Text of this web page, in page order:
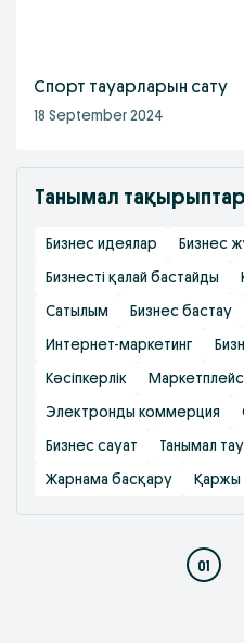
Cпорт тауарларын сату
18 September 2024
Танымал тақырыптар
Бизнес идеялар Бизнес
Бизнесті қалай бастайды
Сатылым Бизнес бастау
Интернет-маркетинг
Кәсіпкерлік
Электронды коммерция
Бизнес сауат Танымал
Жарнама басқару Қаржы
01